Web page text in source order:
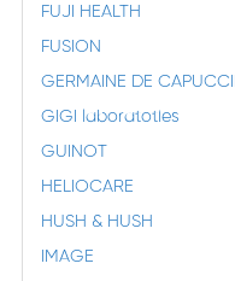
FUJI HEALTH
FUSION
GERMAINE DE
GIGI laboratoties
GUINOT
HELIOCARE
HUSH & HUSH
IMAGE